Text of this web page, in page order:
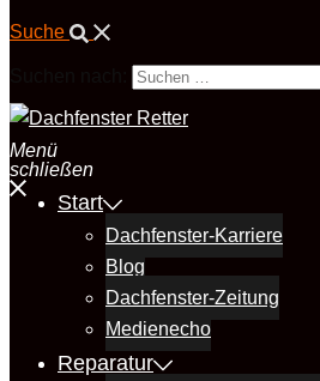
Suche
Menü
schließen
Start
Dachfenster-Karriere
Blog
Dachfenster-Zeitung
Medienecho
Reparatur